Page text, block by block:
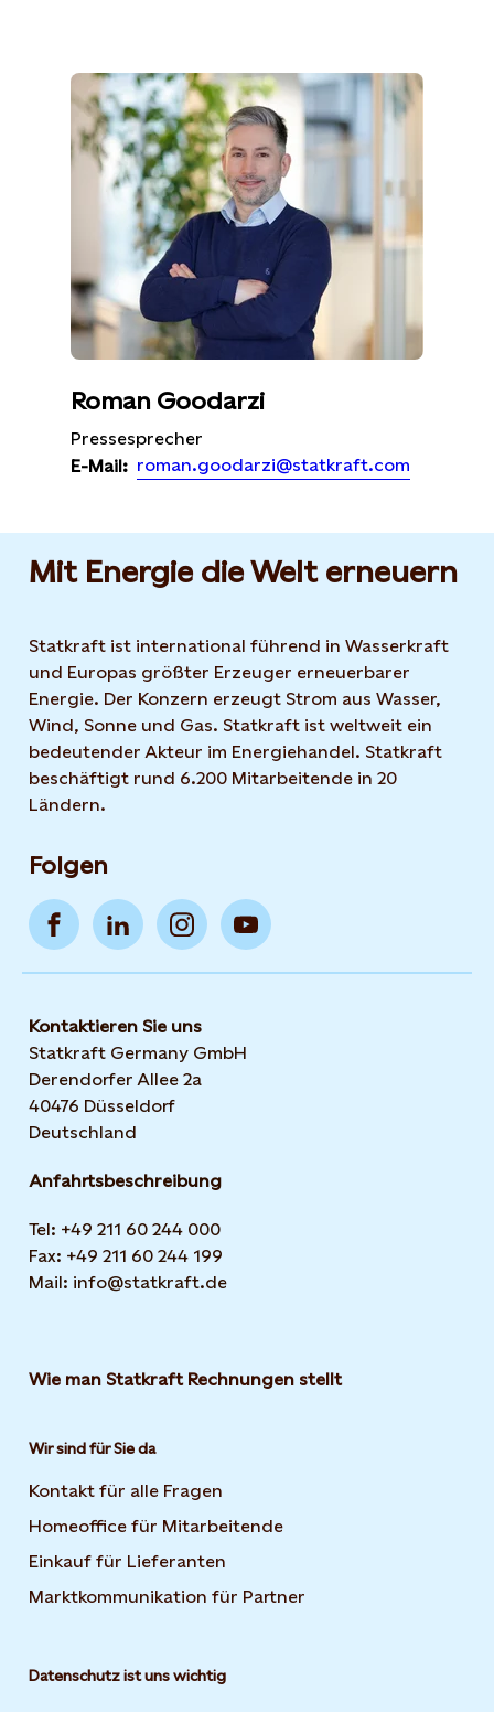
Roman Goodarzi
Pressesprecher
E-Mail: roman.goodarzi@statkraft.com
Mit Energie die Welt erneuern
Statkraft ist international führend in Wasserkraft
und Europas größter Erzeuger erneuerbarer
Energie. Der Konzern erzeugt Strom aus Wasser,
Wind, Sonne und Gas. Statkraft ist weltweit ein
bedeutender Akteur im Energiehandel. Statkraft
beschäftigt rund 6.200 Mitarbeitende in 20
Ländern.
Folgen
Kontaktieren Sie uns
Statkraft Germany GmbH
Derendorfer Allee 2a
40476 Düsseldorf
Deutschland
Anfahrtsbeschreibung
Tel: +49 211 60 244 000
Fax: +49 211 60 244 199
Mail: info@statkraft.de
Wie man Statkraft Rechnungen stellt
Wir sind für Sie da
Kontakt für alle Fragen
Homeoffice für Mitarbeitende
Einkauf für Lieferanten
Marktkommunikation für Partner
Datenschutz ist uns wichtig